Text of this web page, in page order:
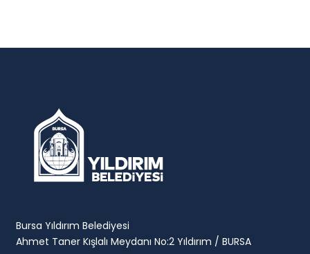
Bursa Yıldırım Belediyesi
Ahmet Taner Kışlalı Meydanı No:2 Yıldırım / BURSA